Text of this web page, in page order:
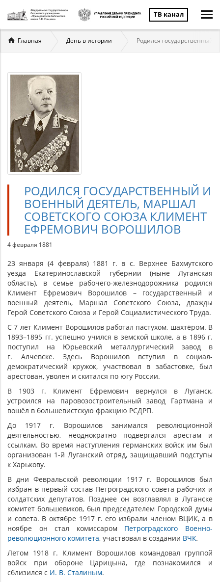
ТВ канал
Вы
здесь
Главная День в истории Родился государственный
РОДИЛСЯ ГОСУДАРСТВЕННЫЙ И
ВОЕННЫЙ ДЕЯТЕЛЬ, МАРШАЛ
СОВЕТСКОГО СОЮЗА КЛИМЕНТ
ЕФРЕМОВИЧ ВОРОШИЛОВ
4 февраля 1881
23 января (4 февраля) 1881 г. в с. Верхнее Бахмутского
уезда Екатеринославской губернии (ныне Луганская
область), в семье рабочего-железнодорожника родился
Климент Ефремович Ворошилов – государственный и
военный деятель, Маршал Советского Союза, дважды
Герой Советского Союза и Герой Социалистического Труда.
С 7 лет Климент Ворошилов работал пастухом, шахтёром. В
1893–1895 гг. успешно учился в земской школе, а в 1896 г.
поступил на Юрьевский металлургический завод в
г. Алчевске. Здесь Ворошилов вступил в социал-
демократический кружок, участвовал в забастовке, был
арестован, уволен и скитался по югу России.
В 1903 г. Климент Ефремович вернулся в Луганск,
устроился на паровозостроительный завод Гартмана и
вошёл в большевистскую фракцию РСДРП.
До 1917 г. Ворошилов занимался революционной
деятельностью, неоднократно подвергался арестам и
ссылкам. Во время наступления германских войск им был
организован 1-й Луганский отряд, защищавший подступы
к Харькову.
В дни Февральской революции 1917 г. Ворошилов был
избран в первый состав Петроградского совета рабочих и
солдатских депутатов. Позднее он возглавлял в Луганске
комитет большевиков, был председателем Городской думы
и совета. В октябре 1917 г. его избрали членом ВЦИК, а в
ноябре он стал комиссаром Петроградского Военно-
революционного комитета, участвовал в создании ВЧК.
Летом 1918 г. Климент Ворошилов командовал группой
войск при обороне Царицына, где познакомился и
сблизился с И. В. Сталиным.